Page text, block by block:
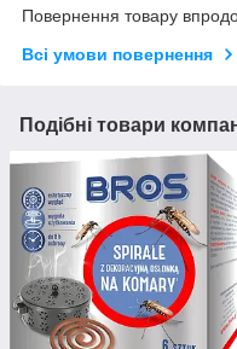
Повернення товару
Всі умови повернення
Подібні товари